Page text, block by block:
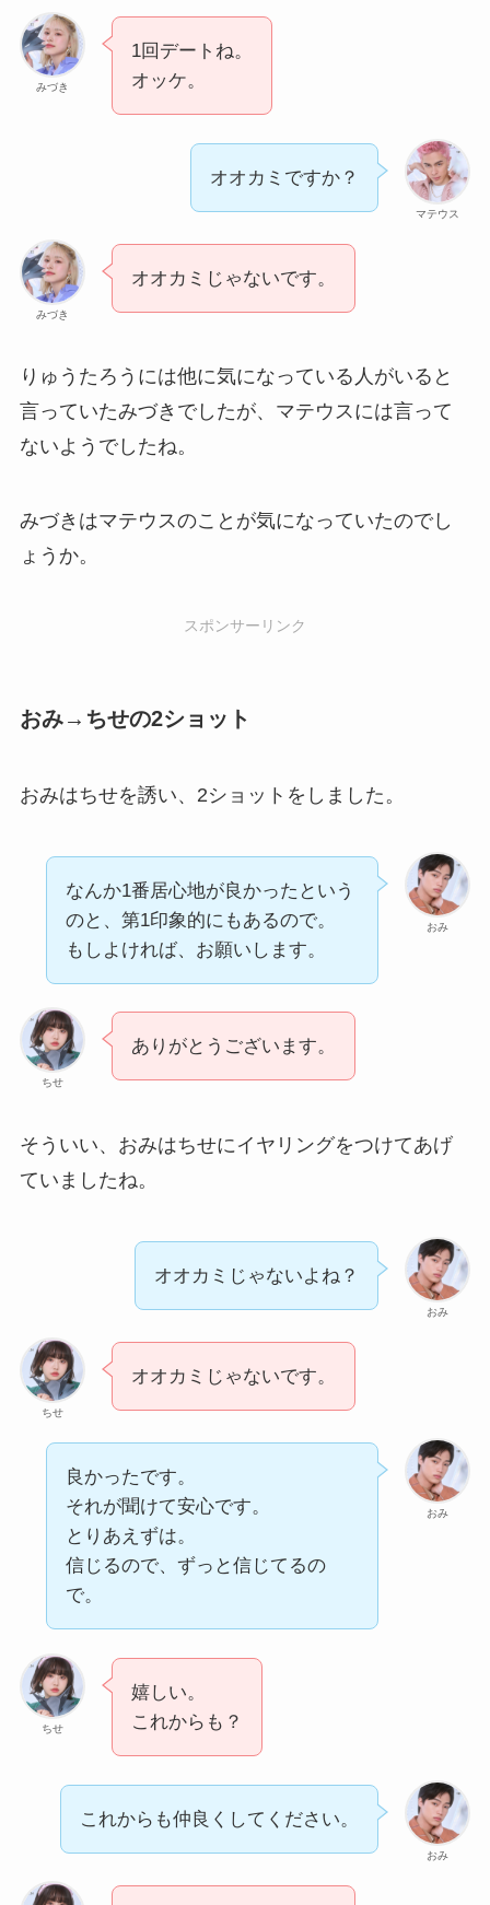
みづき
1回デートね。
オッケ。
マテウス
オオカミですか？
みづき
オオカミじゃないです。
りゅうたろうには他に気になっている人がいると
言っていたみづきでしたが、マテウスには言って
ないようでしたね。
みづきはマテウスのことが気になっていたのでし
ょうか。
スポンサーリンク
おみ→ちせの2ショット
おみはちせを誘い、2ショットをしました。
おみ
なんか1番居心地が良かったという
のと、第1印象的にもあるので。
もしよければ、お願いします。
ちせ
ありがとうございます。
そういい、おみはちせにイヤリングをつけてあげ
ていましたね。
おみ
オオカミじゃないよね？
ちせ
オオカミじゃないです。
おみ
良かったです。
それが聞けて安心です。
とりあえずは。
信じるので、ずっと信じてるの
で。
ちせ
嬉しい。
これからも？
おみ
これからも仲良くしてください。